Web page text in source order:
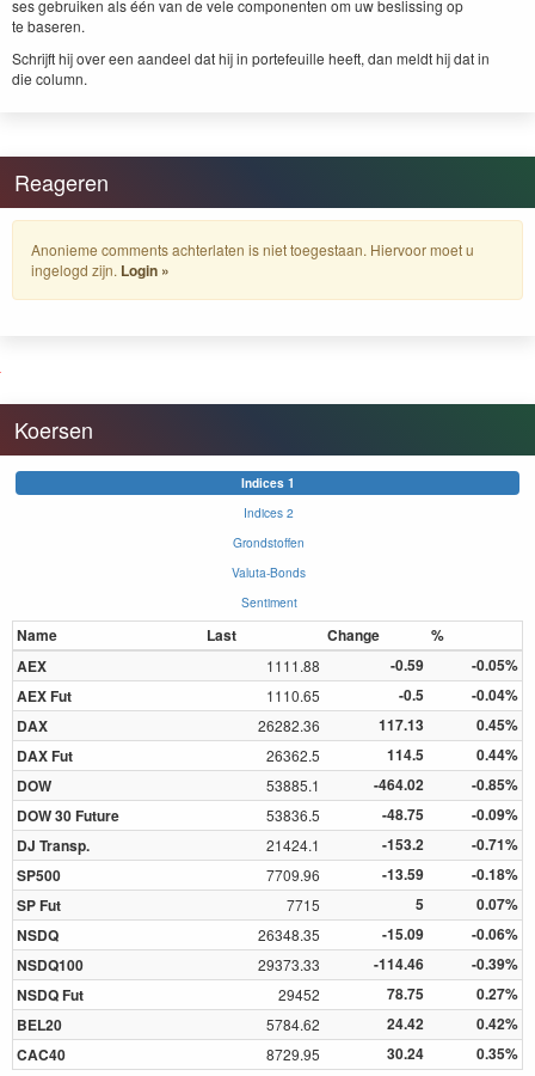
ses gebruiken als één van de vele com­po­nen­ten om uw besliss­ing op
te baseren.
Schri­jft hij over een aan­deel dat hij in porte­feuille heeft, dan meldt hij dat in
die column.
Reageren
Anonieme comments achterlaten is niet toegestaan. Hiervoor moet u
ingelogd zijn. Login »
Koersen
Indices 1
Indices 2
Grondstoffen
Valuta-Bonds
Sentiment
Name Last Change
%
AEX
1111.88 -0.59
-0.05%
AEX Fut
1110.65 -0.5
-0.04%
DAX
26282.36 117.13
0.45%
DAX Fut
26362.5 114.5
0.44%
DOW
53885.1 -464.02
-0.85%
DOW 30 Future
53836.5 -48.75
-0.09%
DJ Transp.
21424.1 -153.2
-0.71%
SP500
7709.96 -13.59
-0.18%
SP Fut
7715 5
0.07%
NSDQ
26348.35 -15.09
-0.06%
NSDQ100
29373.33 -114.46
-0.39%
NSDQ Fut
29452 78.75
0.27%
BEL20
5784.62 24.42
0.42%
CAC40
8729.95 30.24 0.35%